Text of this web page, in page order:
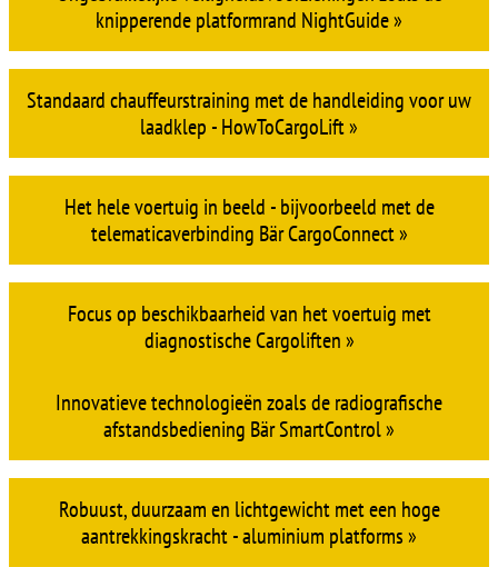
Ongebruikelijke veiligheidsvoorzieningen zoals de
knipperende platformrand NightGuide »
Standaard chauffeurstraining met de handleiding voor uw
laadklep - HowToCargoLift »
Het hele voertuig in beeld - bijvoorbeeld met de
telematicaverbinding Bär CargoConnect »